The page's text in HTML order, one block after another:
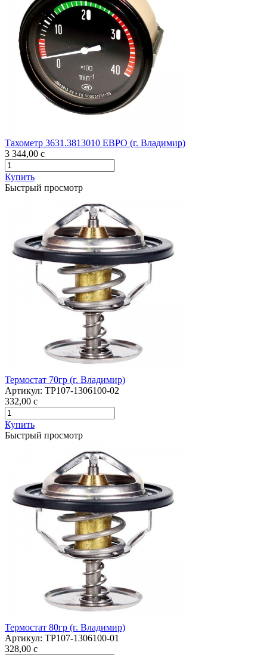
Тахометр 3631.3813010 ЕВРО (г. Владимир)
3 344,00 c
Купить
Быстрый просмотр
Термостат 70гр (г. Владимир)
Артикул: ТР107-1306100-02
332,00 c
Купить
Быстрый просмотр
Термостат 80гр (г. Владимир)
Артикул: ТР107-1306100-01
328,00 c